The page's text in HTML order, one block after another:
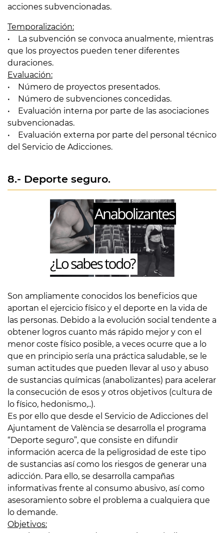
acciones subvencionadas.
Temporalización:
• La subvención se convoca anualmente, mientras
que los proyectos pueden tener diferentes
duraciones.
Evaluación:
• Número de proyectos presentados.
• Número de subvenciones concedidas.
• Evaluación interna por parte de las asociaciones
subvencionadas.
• Evaluación externa por parte del personal técnico
del Servicio de Adicciones.
8.- Deporte seguro.
Son ampliamente conocidos los beneficios que
aportan el ejercicio físico y el deporte en la vida de
las personas. Debido a la evolución social tendente a
obtener logros cuanto más rápido mejor y con el
menor coste físico posible, a veces ocurre que a lo
que en principio sería una práctica saludable, se le
suman actitudes que pueden llevar al uso y abuso
de sustancias químicas (anabolizantes) para acelerar
la consecución de esos y otros objetivos (cultura de
lo físico, hedonismo,..).
Es por ello que desde el Servicio de Adicciones del
Ajuntament de València se desarrolla el programa
“Deporte seguro”, que consiste en difundir
información acerca de la peligrosidad de este tipo
de sustancias así como los riesgos de generar una
adicción. Para ello, se desarrolla campañas
informativas frente al consumo abusivo, así como
asesoramiento sobre el problema a cualquiera que
lo demande.
Objetivos: